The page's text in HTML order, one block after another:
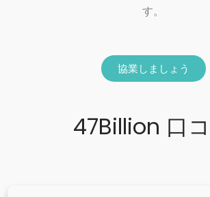
す。​
協業しましょう​
47Billion 口